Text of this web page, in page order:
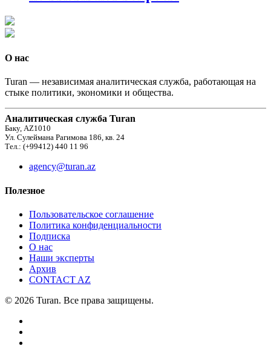
О нас
Turan — независимая аналитическая служба, работающая на
стыке политики, экономики и общества.
Аналитическая служба Turan
Баку, AZ1010
Ул. Сулеймана Рагимова 186, кв. 24
Тел.: (+99412) 440 11 96
agency@turan.az
Полезное
Пользовательское соглашение
Политика конфиденциальности
Подписка
О нас
Наши эксперты
Архив
CONTACT AZ
© 2026 Turan. Все права защищены.